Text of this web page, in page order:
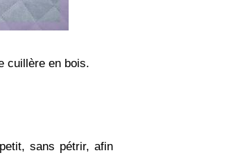
cuillère en bois.
sans pétrir, afin